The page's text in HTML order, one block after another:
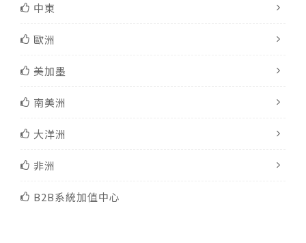
中東
歐洲
美加墨
南美洲
大洋洲
非洲
B2B系統加值中心